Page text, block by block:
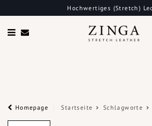
Hochwertiges (Stretch)
Homepage Startseite Schlagworte